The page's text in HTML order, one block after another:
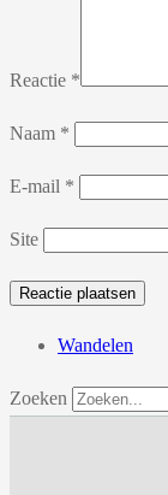
Reactie *
Naam *
E-mail *
Site
Wandelen
Zoeken